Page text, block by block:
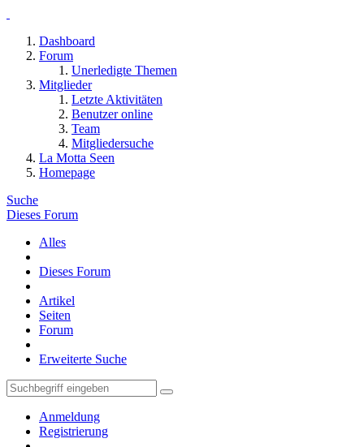
Dashboard
Forum
Unerledigte Themen
Mitglieder
Letzte Aktivitäten
Benutzer online
Team
Mitgliedersuche
La Motta Seen
Homepage
Suche
Dieses Forum
Alles
Dieses Forum
Artikel
Seiten
Forum
Erweiterte Suche
Anmeldung
Registrierung